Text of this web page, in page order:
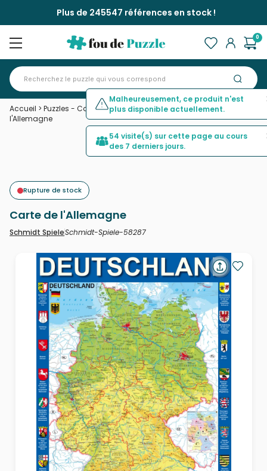
Plus de 245547 références en stock !
0
Accueil > Puzzles - Cartes du Monde et Mappemonde>Carte de
l'Allemagne
Rupture de stock
Carte de l'Allemagne
Schmidt SpieleSchmidt-Spiele-58287
Malheureusement, ce produit n'est
plus disponible actuellement.
54 visite(s) sur cette page au cours
des 7 derniers jours.